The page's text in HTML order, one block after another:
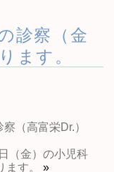
診察（金
ます。
（高富栄Dr.）
（金）の小児科
す。
»